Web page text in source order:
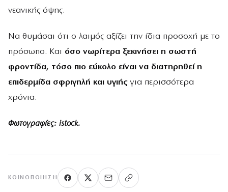
νεανικής όψης.
Nα θυμάσαι ότι ο λαιμός αξίζει την ίδια προσοχή με το
πρόσωπο. Και όσο νωρίτερα ξεκινήσει η σωστή
φροντίδα, τόσο πιο εύκολο είναι να διατηρηθεί η
επιδερμίδα σφριγηλή και υγιήςγια περισσότερα
χρόνια.
Φωτογραφίες: istock.
ΚΟΙΝΟΠΟΊΗΣΗ